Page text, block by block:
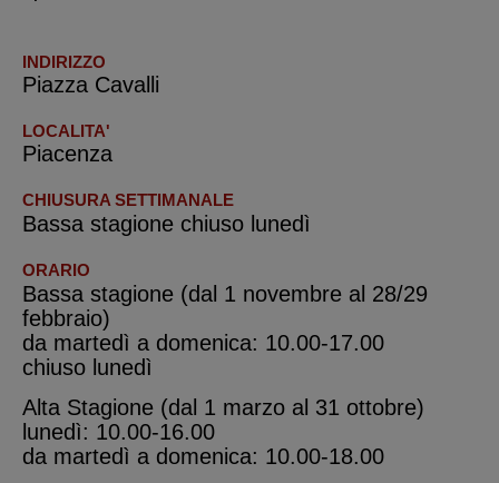
INDIRIZZO
Piazza Cavalli
LOCALITA'
Piacenza
CHIUSURA SETTIMANALE
Bassa stagione chiuso lunedì
ORARIO
Bassa stagione (dal 1 novembre al 28/29
febbraio)
da martedì a domenica: 10.00-17.00
chiuso lunedì
Alta Stagione (dal 1 marzo al 31 ottobre)
lunedì: 10.00-16.00
da martedì a domenica: 10.00-18.00